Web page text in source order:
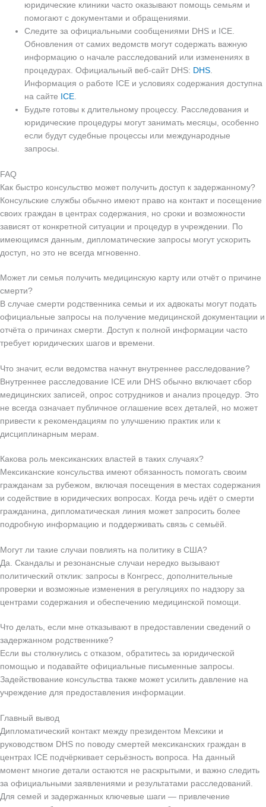
юридические клиники часто оказывают помощь семьям и
помогают с документами и обращениями.
Следите за официальными сообщениями DHS и ICE.
Обновления от самих ведомств могут содержать важную
информацию о начале расследований или изменениях в
процедурах. Официальный веб-сайт DHS: DHS.
Информация о работе ICE и условиях содержания доступна
на сайте ICE.
Будьте готовы к длительному процессу. Расследования и
юридические процедуры могут занимать месяцы, особенно
если будут судебные процессы или международные
запросы.
FAQ
Как быстро консульство может получить доступ к задержанному?
Консульские службы обычно имеют право на контакт и посещение
своих граждан в центрах содержания, но сроки и возможности
зависят от конкретной ситуации и процедур в учреждении. По
имеющимся данным, дипломатические запросы могут ускорить
доступ, но это не всегда мгновенно.
Может ли семья получить медицинскую карту или отчёт о причине
смерти?
В случае смерти родственника семьи и их адвокаты могут подать
официальные запросы на получение медицинской документации и
отчёта о причинах смерти. Доступ к полной информации часто
требует юридических шагов и времени.
Что значит, если ведомства начнут внутреннее расследование?
Внутреннее расследование ICE или DHS обычно включает сбор
медицинских записей, опрос сотрудников и анализ процедур. Это
не всегда означает публичное оглашение всех деталей, но может
привести к рекомендациям по улучшению практик или к
дисциплинарным мерам.
Какова роль мексиканских властей в таких случаях?
Мексиканские консульства имеют обязанность помогать своим
гражданам за рубежом, включая посещения в местах содержания
и содействие в юридических вопросах. Когда речь идёт о смерти
гражданина, дипломатическая линия может запросить более
подробную информацию и поддерживать связь с семьёй.
Могут ли такие случаи повлиять на политику в США?
Да. Скандалы и резонансные случаи нередко вызывают
политический отклик: запросы в Конгресс, дополнительные
проверки и возможные изменения в регуляциях по надзору за
центрами содержания и обеспечению медицинской помощи.
Что делать, если мне отказывают в предоставлении сведений о
задержанном родственнике?
Если вы столкнулись с отказом, обратитесь за юридической
помощью и подавайте официальные письменные запросы.
Задействование консульства также может усилить давление на
учреждение для предоставления информации.
Главный вывод
Дипломатический контакт между президентом Мексики и
руководством DHS по поводу смертей мексиканских граждан в
центрах ICE подчёркивает серьёзность вопроса. На данный
момент многие детали остаются не раскрытыми, и важно следить
за официальными заявлениями и результатами расследований.
Для семей и задержанных ключевые шаги — привлечение